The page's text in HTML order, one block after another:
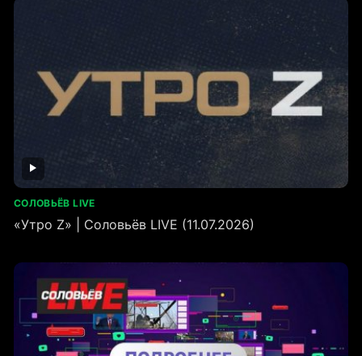
СОЛОВЬЁВ LIVE
«Утро Z» | Соловьёв LIVE (11.07.2026)